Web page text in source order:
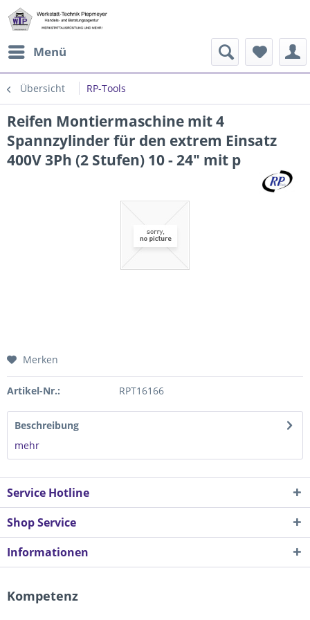
Menü
Übersicht RP-Tools
Reifen Montiermaschine mit 4
Spannzylinder für den extrem Einsatz
400V 3Ph (2 Stufen) 10 - 24" mit p
Merken
Artikel-Nr.: RPT16166
Beschreibung
mehr
Service Hotline
Shop Service
Informationen
Kompetenz